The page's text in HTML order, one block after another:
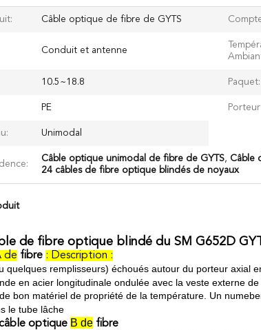
Câble optique de fibre de GYTS
Conduit et antenne
10.5~18.8 Paquet:
PE
Unimodal
Câble optique unimodal de fibre de GYTS, Câble
24 câbles de fibre optique blindés de noyaux
de fibre optique blindé du SM G652D
de fibre : Description :
quelques remplisseurs) échoués autour du porteur axial
en acier longitudinale ondulée avec la veste externe de
bon matériel de propriété de la température. Un
le tube lâche
optique B de fibre